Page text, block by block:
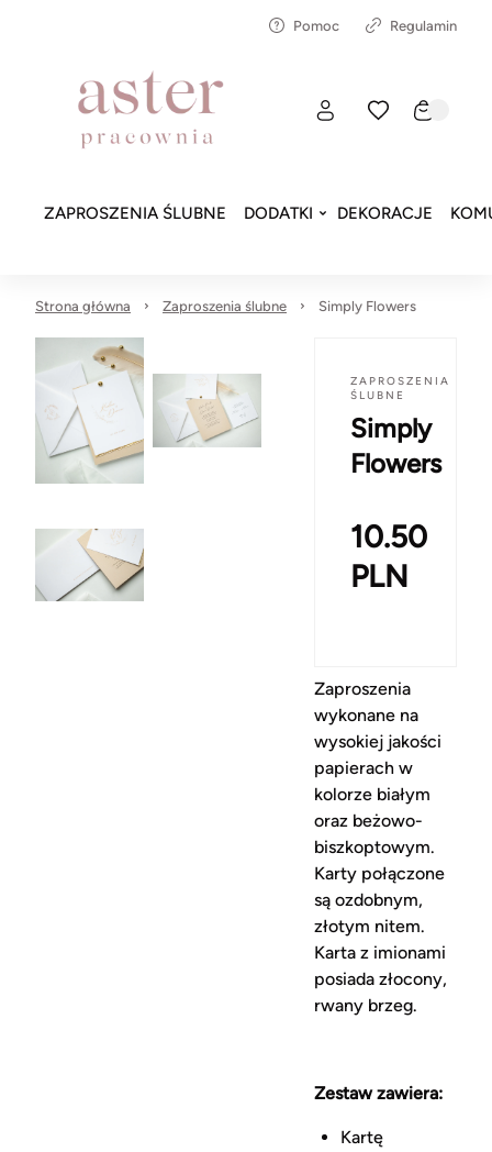
Pomoc Regulamin
ZAPROSZENIA ŚLUBNE DODATKI DEKORACJE
Strona główna Zaproszenia ślubne Simply Flowers
ZAPROSZENIA
ŚLUBNE
Simply
Flowers
10.50
PLN
Zaproszenia
wykonane na
wysokiej jakości
papierach w
kolorze białym
oraz beżowo-
biszkoptowym.
Karty połączone
są ozdobnym,
złotym nitem.
Karta z imionami
posiada złocony,
rwany brzeg.
Zestaw zawiera:
Kartę